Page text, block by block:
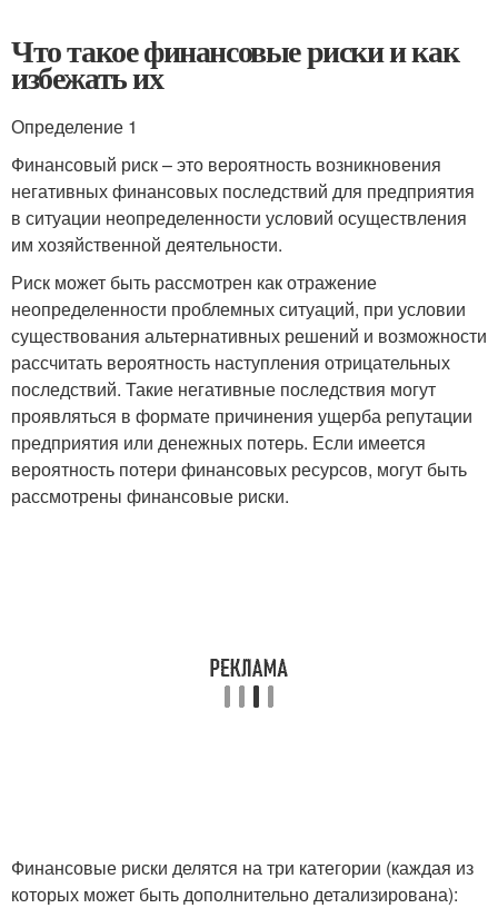
Что такое финансовые риски и как
избежать их
Определение 1
Финансовый риск – это вероятность возникновения
негативных финансовых последствий для предприятия
в ситуации неопределенности условий осуществления
им хозяйственной деятельности.
Риск может быть рассмотрен как отражение
неопределенности проблемных ситуаций, при условии
существования альтернативных решений и возможности
рассчитать вероятность наступления отрицательных
последствий. Такие негативные последствия могут
проявляться в формате причинения ущерба репутации
предприятия или денежных потерь. Если имеется
вероятность потери финансовых ресурсов, могут быть
рассмотрены финансовые риски.
Финансовые риски делятся на три категории (каждая из
которых может быть дополнительно детализирована):